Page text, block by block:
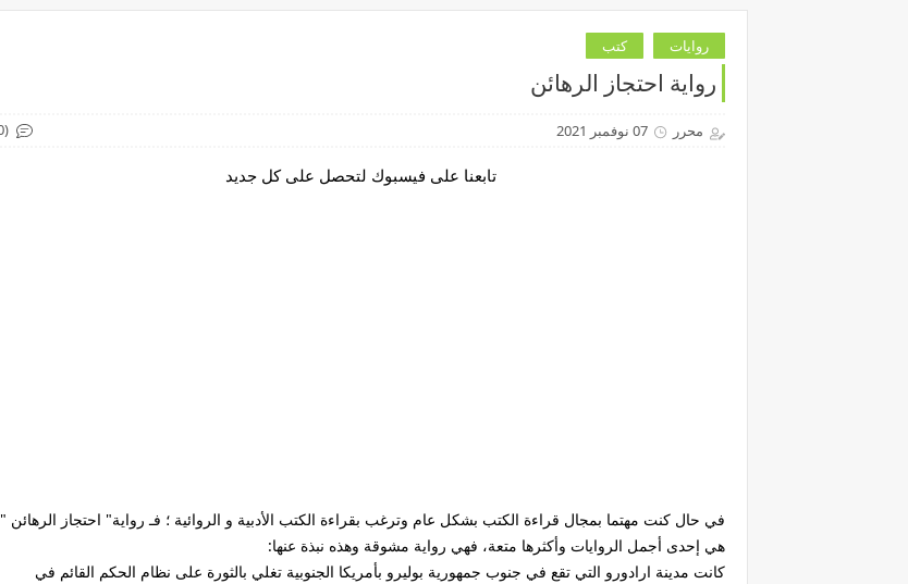
روايات كتب
رواية احتجاز الرهائن
محرر 07 نوفمبر 2021 (0)
تابعنا على فيسبوك لتحصل على كل جديد
في حال كنت مهتما بمجال قراءة الكتب بشكل عام وترغب بقراءة الكتب الأدبية و الروائية ؛ فـ رواية" احتجاز الرهائن "
هي إحدى أجمل الروايات وأكثرها متعة، فهي رواية مشوقة وهذه نبذة عنها:
كانت مدينة ارادورو التي تقع في جنوب جمهورية بوليرو بأمريكا الجنوبية تغلي بالثورة على نظام الحكم القائم في